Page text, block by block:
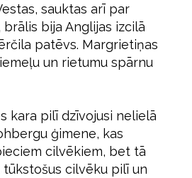
sauktas arī par
brālis bija Anglijas izcilā
patēvs. Margrietiņas
un rietumu spārnu
kara pilī dzīvojusi nelielā
ģimene, kas
cilvēkiem, bet tā
cilvēku pilī un